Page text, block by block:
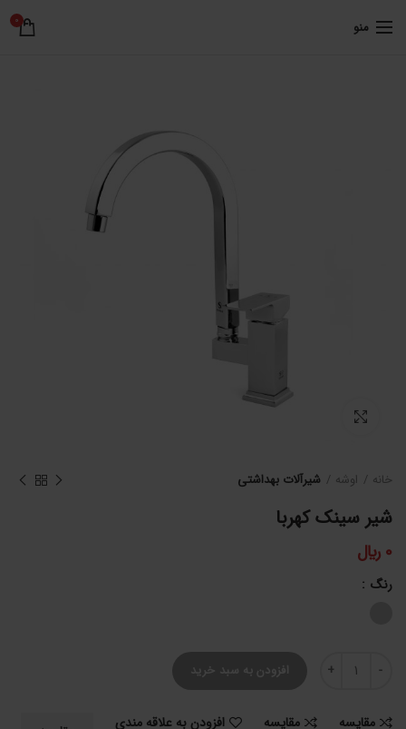
منو 0
خانه اوشه شیرآلات بهداشتی
شیر سینک کهربا
0 ﷼
رنگ
شیر سینک کهربا عدد افزودن به سبد خرید
مقایسه مقایسه افزودن به علاقه مندی